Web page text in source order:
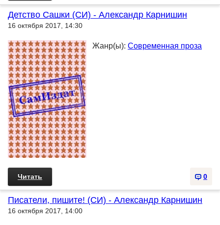
Детство Сашки (СИ) - Александр Карнишин
16 октября 2017, 14:30
Жанр(ы): Современная проза
0
Читать
Писатели, пишите! (СИ) - Александр Карнишин
16 октября 2017, 14:00